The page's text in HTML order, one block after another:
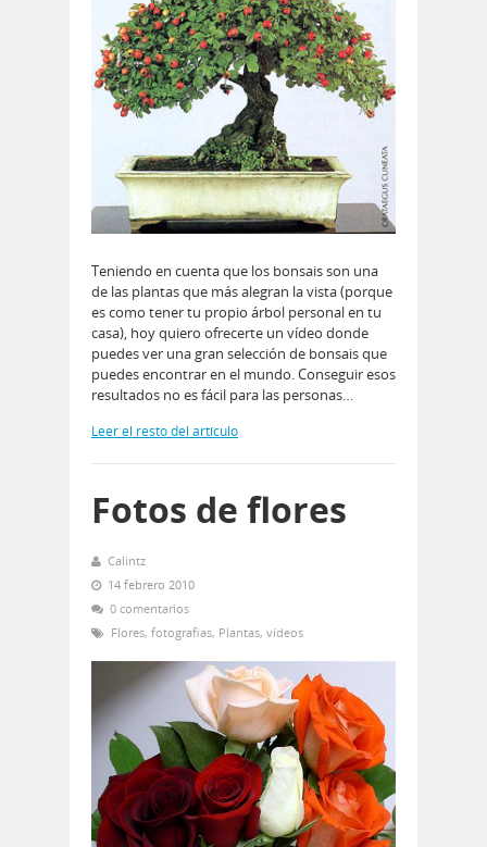
Teniendo en cuenta que los bonsais son una
de las plantas que más alegran la vista (porque
es como tener tu propio árbol personal en tu
casa), hoy quiero ofrecerte un vídeo donde
puedes ver una gran selección de bonsais que
puedes encontrar en el mundo. Conseguir esos
resultados no es fácil para las personas…
Leer el resto del artículo
Fotos de flores
Calintz
14 febrero 2010
0 comentarios
Flores, fotografias, Plantas, vídeos